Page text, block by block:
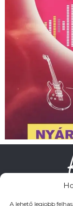
A lehető legjobb